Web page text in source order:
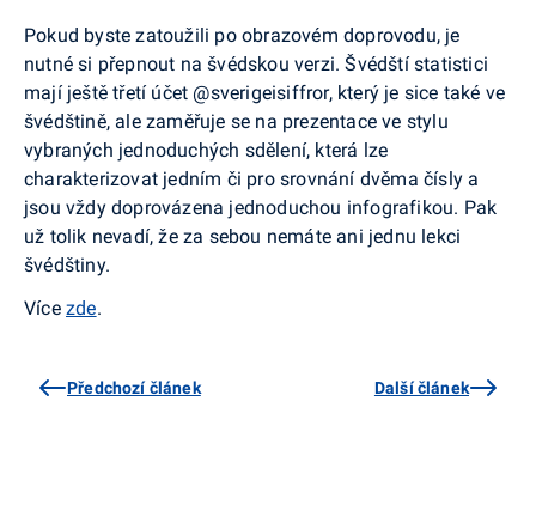
Pokud byste zatoužili po obrazovém doprovodu, je
nutné si přepnout na švédskou verzi. Švédští statistici
mají ještě třetí účet @sverigeisiffror, který je sice také ve
švédštině, ale zaměřuje se na prezentace ve stylu
vybraných jednoduchých sdělení, která lze
charakterizovat jedním či pro srovnání dvěma čísly a
jsou vždy doprovázena jednoduchou infografikou. Pak
už tolik nevadí, že za sebou nemáte ani jednu lekci
švédštiny.
Více zde.
Předchozí článek Další článek